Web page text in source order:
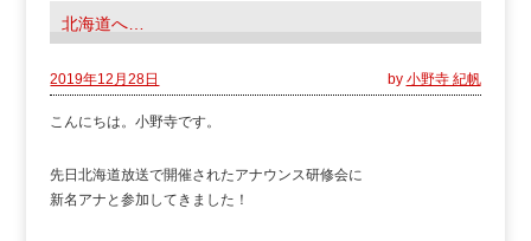
北海道へ…
2019年12月28日 by 小野寺 紀帆
こんにちは。小野寺です。
先日北海道放送で開催されたアナウンス研修会に
新名アナと参加してきました！